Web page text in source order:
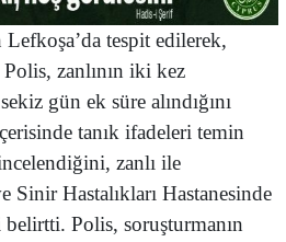
Lefkoşa’da tespit edilerek,
zanlının iki kez
gün ek süre alındığını
tanık ifadeleri temin
zanlı ile
Sinir Hastalıkları Hastanesinde
Polis, soruşturmanın